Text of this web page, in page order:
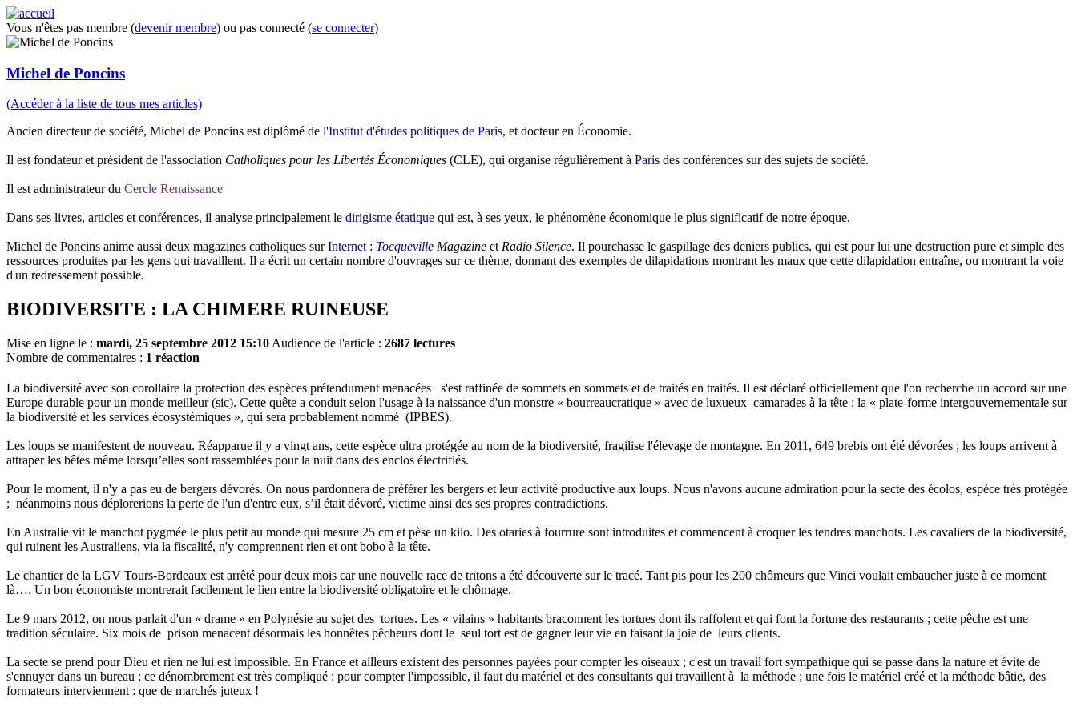
Vous n'êtes pas membre (devenir membre) ou pas connecté (se connecter)
Michel de Poncins
(Accéder à la liste de tous mes articles)
Ancien directeur de société, Michel de Poncins est diplômé de l'Institut d'études politiques de Paris, et docteur en Économie.
Il est fondateur et président de l'association Catholiques pour les Libertés Économiques (CLE), qui organise régulièrement à Paris des conférences sur des sujets de société.
Il est administrateur du Cercle Renaissance
Dans ses livres, articles et conférences, il analyse principalement le dirigisme étatique qui est, à ses yeux, le phénomène économique le plus significatif de notre époque.
Michel de Poncins anime aussi deux magazines catholiques surInternet: Tocqueville Magazine etRadio Silence. Il pourchasse le gaspillage des deniers publics, qui est pour lui une destruction pure et simple des
ressources produites par les gens qui travaillent. Il a écrit un certain nombre d'ouvrages sur ce thème, donnant des exemples de dilapidations montrant les maux que cette dilapidation entraîne, ou montrant la voie
d'un redressement possible.
BIODIVERSITE : LA CHIMERE RUINEUSE
Mise en ligne le : mardi, 25 septembre 2012 15:10 Audience de l'article : 2687 lectures
Nombre de commentaires : 1 réaction
La biodiversité avec son corollaire la protection des espèces prétendument menacées s'est raffinée de sommets en sommets et de traités en traités. Il est déclaré officiellement que l'on recherche un accord sur une
Europe durable pour un monde meilleur (sic). Cette quête a conduit selon l'usage à la naissance d'un monstre « bourreaucratique » avec de luxueux camarades à la tête : la « plate-forme intergouvernementale sur
la biodiversité et les services écosystémiques », qui sera probablement nommé (IPBES).
Les loups se manifestent de nouveau. Réapparue il y a vingt ans, cette espèce ultra protégée au nom de la biodiversité, fragilise l'élevage de montagne. En 2011, 649 brebis ont été dévorées ; les loups arrivent à
attraper les bêtes même lorsqu’elles sont rassemblées pour la nuit dans des enclos électrifiés.
Pour le moment, il n'y a pas eu de bergers dévorés. On nous pardonnera de préférer les bergers et leur activité productive aux loups. Nous n'avons aucune admiration pour la secte des écolos, espèce très protégée
; néanmoins nous déplorerions la perte de l'un d'entre eux, s’il était dévoré, victime ainsi des ses propres contradictions.
En Australie vit le manchot pygmée le plus petit au monde qui mesure 25 cm et pèse un kilo. Des otaries à fourrure sont introduites et commencent à croquer les tendres manchots. Les cavaliers de la biodiversité,
qui ruinent les Australiens, via la fiscalité, n'y comprennent rien et ont bobo à la tête.
Le chantier de la LGV Tours-Bordeaux est arrêté pour deux mois car une nouvelle race de tritons a été découverte sur le tracé. Tant pis pour les 200 chômeurs que Vinci voulait embaucher juste à ce moment
là…. Un bon économiste montrerait facilement le lien entre la biodiversité obligatoire et le chômage.
Le 9 mars 2012, on nous parlait d'un « drame » en Polynésie au sujet des tortues. Les « vilains » habitants braconnent les tortues dont ils raffolent et qui font la fortune des restaurants ; cette pêche est une
tradition séculaire. Six mois de prison menacent désormais les honnêtes pêcheurs dont le seul tort est de gagner leur vie en faisant la joie de leurs clients.
La secte se prend pour Dieu et rien ne lui est impossible. En France et ailleurs existent des personnes payées pour compter les oiseaux ; c'est un travail fort sympathique qui se passe dans la nature et évite de
s'ennuyer dans un bureau ; ce dénombrement est très compliqué : pour compter l'impossible, il faut du matériel et des consultants qui travaillent à la méthode ; une fois le matériel créé et la méthode bâtie, des
formateurs interviennent : que de marchés juteux !